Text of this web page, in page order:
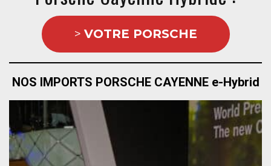
> VOTRE PORSCHE
NOS IMPORTS PORSCHE CAYENNE e-Hybrid